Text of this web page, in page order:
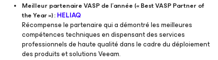
Meilleur partenaire VASP de l’année (« Best VASP Partner of
the Year ») :HELIAQ
Récompense le partenaire qui a démontré les meilleures
compétences techniques en dispensant des services
professionnels de haute qualité dans le cadre du déploiement
des produits et solutions Veeam.